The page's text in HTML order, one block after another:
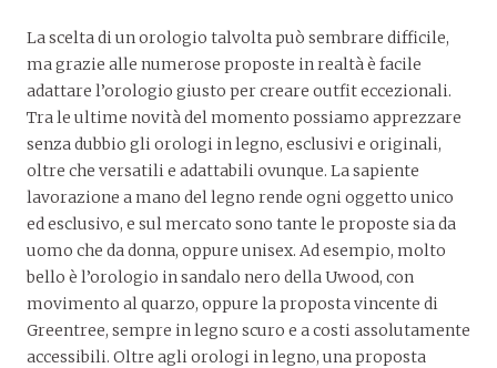
La scelta di un orologio talvolta può sembrare difficile,
ma grazie alle numerose proposte in realtà è facile
adattare l’orologio giusto per creare outfit eccezionali.
Tra le ultime novità del momento possiamo apprezzare
senza dubbio gli orologi in legno, esclusivi e originali,
oltre che versatili e adattabili ovunque. La sapiente
lavorazione a mano del legno rende ogni oggetto unico
ed esclusivo, e sul mercato sono tante le proposte sia da
uomo che da donna, oppure unisex. Ad esempio, molto
bello è l’orologio in sandalo nero della Uwood, con
movimento al quarzo, oppure la proposta vincente di
Greentree, sempre in legno scuro e a costi assolutamente
accessibili. Oltre agli orologi in legno, una proposta